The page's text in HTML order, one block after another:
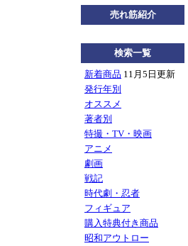
売れ筋紹介
検索一覧
新着商品 11月5日更新
発行年別
オススメ
著者別
特撮・TV・映画
アニメ
劇画
戦記
時代劇・忍者
フィギュア
購入特典付き商品
昭和アウトロー